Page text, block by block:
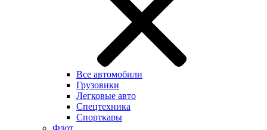
Все автомобили
Грузовики
Легковые авто
Спецтехника
Спорткары
Флот